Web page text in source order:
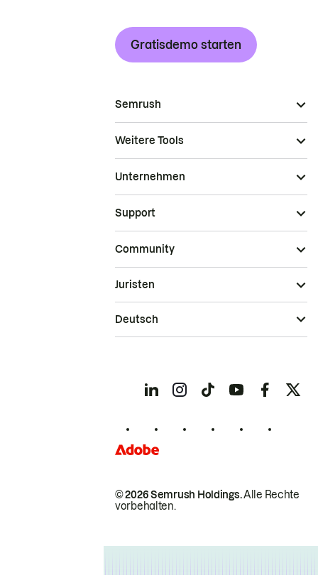
Gratisdemo starten
Semrush
Weitere Tools
Unternehmen
Support
Community
© 2026 Semrush Holdings.Alle Rechte
vorbehalten.
Juristen
Deutsch